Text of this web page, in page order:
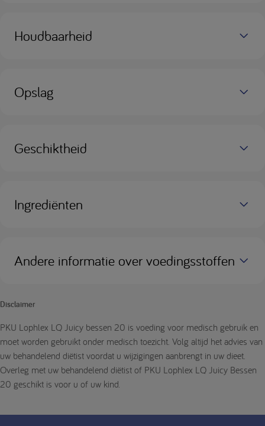
Houdbaarheid
Opslag
Geschiktheid
Ingrediënten
Andere informatie over voedingsstoffen
Disclaimer
PKU Lophlex LQ Juicy bessen 20 is voeding voor medisch gebruik en
moet worden gebruikt onder medisch toezicht. Volg altijd het advies van
uw behandelend diëtist voordat u wijzigingen aanbrengt in uw dieet.
Overleg met uw behandelend diëtist of PKU Lophlex LQ Juicy Bessen
20 geschikt is voor u of uw kind.